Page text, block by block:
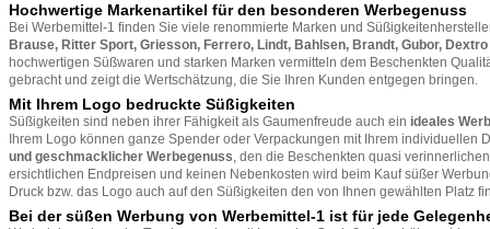
Hochwertige Markenartikel für den besonderen Werbegenuss
Bei Werbemittel-1 finden Sie viele renommierte Marken und
Brause, Ritter Sport, Griesson, Ferrero, Lindt, Bahlsen, Brandt, Gubor,
hochwertigen Süßwaren und starken Marken vermitteln dem Beschenkten
gebracht und zeigt die Wertschätzung, die Sie Ihren Kunden entgegen bringen.
Mit Ihrem Logo bedruckte Süßigkeiten
Süßigkeiten sind neben ihrer Fähigkeit als Gaumenfreude auch ein ideales
Ihrem Logo können ganze Spender oder Verpackungen mit Ihrem
und geschmacklicher Werbegenuss, den die Beschenkten quasi
ersichtlichen Endpreisen und keinen Nebenkosten wird beim Kauf süßer
Druck bzw. das Logo auch auf den Süßigkeiten den von Ihnen gewählten Platz
Bei der süßen Werbung von Werbemittel-1 ist für jede